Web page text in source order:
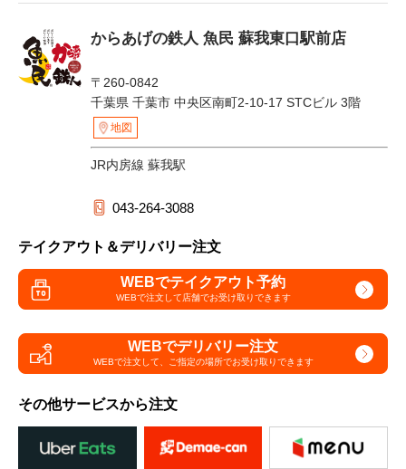
からあげの鉄人 魚民 蘇我東口駅前店
〒260-0842
千葉県 千葉市 中央区南町2-10-17 STCビル 3階
地図
JR内房線 蘇我駅
043-264-3088
テイクアウト＆デリバリー注文
WEBでテイクアウト予約
WEBで注文して店舗でお受け取りできます
WEBでデリバリー注文
WEBで注文して、 ご指定の場所でお受け取りできます
その他サービスから注文